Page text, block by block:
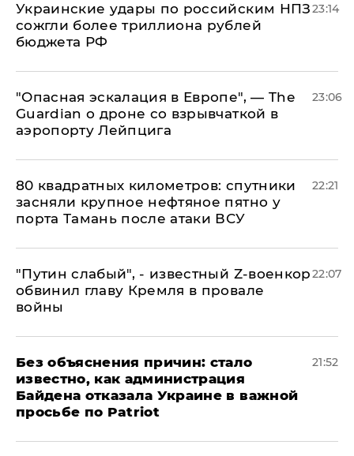
Украинские удары по российским НПЗ
сожгли более триллиона рублей
бюджета РФ
23:14
"Опасная эскалация в Европе", — The
Guardian о дроне со взрывчаткой в
аэропорту Лейпцига
23:06
80 квадратных километров: спутники
засняли крупное нефтяное пятно у
порта Тамань после атаки ВСУ
22:21
​"Путин слабый", - известный Z-военкор
обвинил главу Кремля в провале
войны
22:07
Без объяснения причин: стало
известно, как администрация
Байдена отказала Украине в важной
просьбе по Patriot
21:52